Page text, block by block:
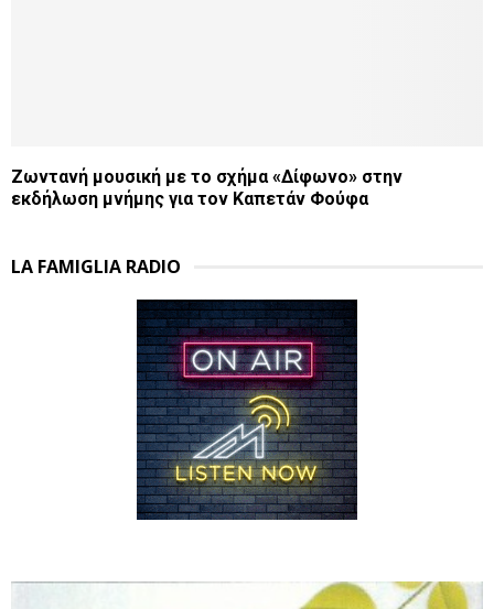
Ζωντανή μουσική με το σχήμα «Δίφωνο» στην
εκδήλωση μνήμης για τον Καπετάν Φούφα
LA FAMIGLIA RADIO